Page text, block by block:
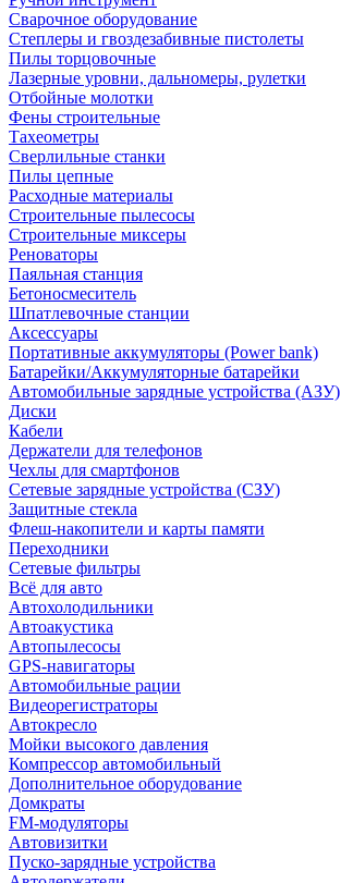
Сварочное оборудование
Степлеры и гвоздезабивные пистолеты
Пилы торцовочные
Лазерные уровни, дальномеры, рулетки
Отбойные молотки
Фены строительные
Тахеометры
Сверлильные станки
Пилы цепные
Расходные материалы
Строительные пылесосы
Строительные миксеры
Реноваторы
Паяльная станция
Бетоносмеситель
Шпатлевочные станции
Аксессуары
Портативные аккумуляторы (Power bank)
Батарейки/Аккумуляторные батарейки
Автомобильные зарядные устройства (АЗУ)
Диски
Кабели
Держатели для телефонов
Чехлы для смартфонов
Сетевые зарядные устройства (СЗУ)
Защитные стекла
Флеш-накопители и карты памяти
Переходники
Сетевые фильтры
Всё для авто
Автохолодильники
Автоакустика
Автопылесосы
GPS-навигаторы
Автомобильные рации
Видеорегистраторы
Автокресло
Мойки высокого давления
Компрессор автомобильный
Дополнительное оборудование
Домкраты
FM-модуляторы
Автовизитки
Пуско-зарядные устройства